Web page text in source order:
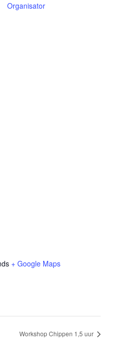
Organisator
+ Google Maps
Workshop Chippen 1,5 uur